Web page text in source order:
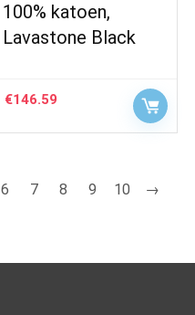
100% katoen,
Lavastone Black
€146.59
6 7 8 9 10 →